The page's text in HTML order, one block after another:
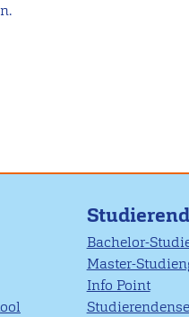
Bachelor-
Master-
Info Point